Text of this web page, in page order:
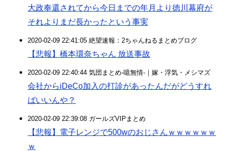
大政奉還されてから今日までの年月より徳川幕府が
それよりまだ長かったという事実
2020-02-09 22:41:05 絶望速報：2ちゃんねるまとめブログ
【悲報】橋本環奈ちゃん 放送事故
2020-02-09 22:40:44 気団まとめ-噫無情-｜嫁・浮気・メシマズ
会社からiDeCo加入の打診があったんだがどうすれ
ばいいんや？
2020-02-09 22:39:08 ガールズVIPまとめ
【悲報】電子レンジで500wのおじさんｗｗｗｗｗｗ
ｗ